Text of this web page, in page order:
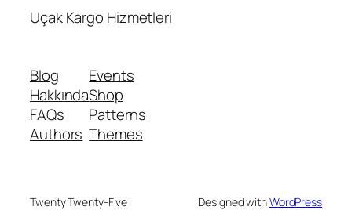
Uçak Kargo Hizmetleri
Blog
Hakkında
FAQs
Authors
Events
Shop
Patterns
Themes
Twenty Twenty-Five Designed withWordPress